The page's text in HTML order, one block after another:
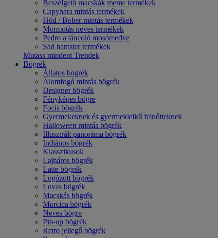
Beszélgető macskák meme termékek
Capybara mintás termékek
Hód / Bober mintás termékek
Mormotás neves termékek
Pedro a táncoló mosómedve
Sad hamster termékek
Mutass mindent Trendek
Bögrék
Állatos bögrék
Álomfogó mintás bögrék
Designer bögrék
Fényképes bögre
Focis bögrék
Gyermekeknek és gyermeklelkű felnőtteknek
Halloween mintás bögrék
Illusztrált panoráma bögrék
Indiános bögrék
Klasszikusok
Lajháros bögrék
Latte bögrék
Logózott bögrék
Lovas bögrék
Macskás bögrék
Morcica bögrék
Neves bögre
Pin-up bögrék
Retro jellegű bögrék